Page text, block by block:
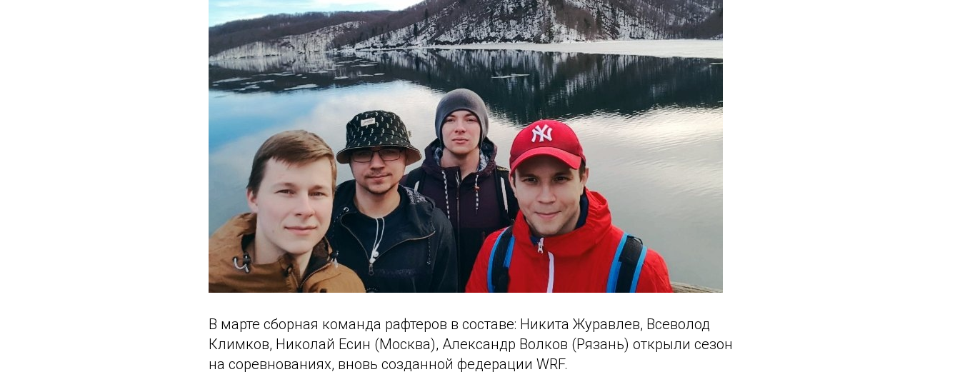
В марте сборная команда рафтеров в составе: Никита Журавлев, Всеволод
Климков, Николай Есин (Москва), Александр Волков (Рязань) открыли сезон
на соревнованиях, вновь созданной федерации WRF.